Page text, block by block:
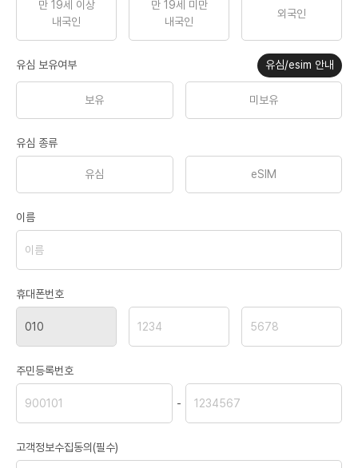
만 19세 이상
내국인
만 19세 미만
내국인
외국인
유심 보유여부 유심/esim 안내
보유 미보유
유심 종류
유심 eSIM
이름
휴대폰번호
주민등록번호
-
고객정보수집동의(필수)